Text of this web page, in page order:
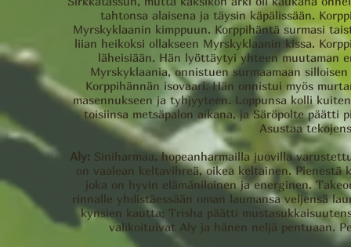
tahtonsa alaisena ja täysin käpälissään.
Myrskyklaanin kimppuun. Korppihäntä surmasi
liian heikoksi ollakseen Myrskyklaanin kissa.
läheisiään. Hän lyöttäytyi yhteen muutaman
Myrskyklaania, onnistuen surmaamaan
Korppihännän isovaari. Hän onnistui myös
masennukseen ja tyhjyyteen. Loppunsa kolli
toisiinsa metsäpalon aikana, ja Säröpolte päätti
Asustaa
Aly:Siniharmaa, hopeanharmailla juovilla
on vaalean keltavihreä, oikea keltainen. Pienestä
joka on hyvin elämäniloinen ja energinen.
rinnalle yhdistäessään oman laumansa veljensä
kynsien kautta; Trisha päätti
valikoituivat Aly ja hänen neljä pentuaan.